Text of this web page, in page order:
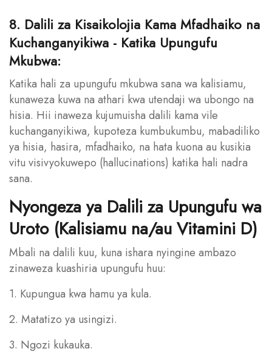
8. Dalili za Kisaikolojia Kama Mfadhaiko na
Kuchanganyikiwa - Katika Upungufu
Mkubwa:
Katika hali za upungufu mkubwa sana wa kalisiamu,
kunaweza kuwa na athari kwa utendaji wa ubongo na
hisia. Hii inaweza kujumuisha dalili kama vile
kuchanganyikiwa, kupoteza kumbukumbu, mabadiliko
ya hisia, hasira, mfadhaiko, na hata kuona au kusikia
vitu visivyokuwepo (hallucinations) katika hali nadra
sana.
Nyongeza ya Dalili za Upungufu wa
Uroto (Kalisiamu na/au Vitamini D)
Mbali na dalili kuu, kuna ishara nyingine ambazo
zinaweza kuashiria upungufu huu:
1. Kupungua kwa hamu ya kula.
2. Matatizo ya usingizi.
3. Ngozi kukauka.